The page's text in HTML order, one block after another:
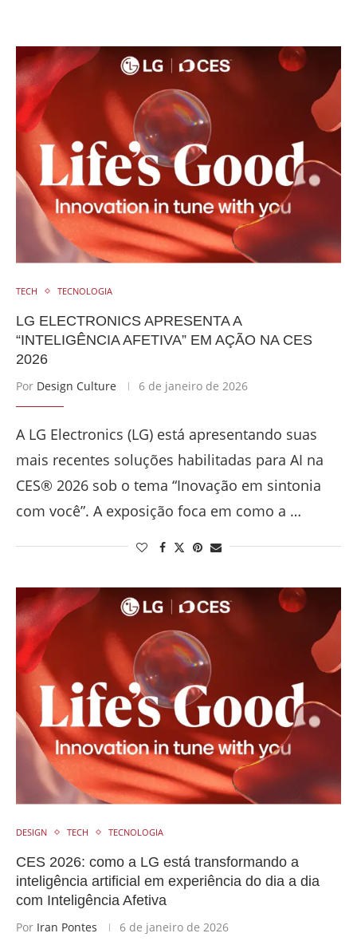
TECH TECNOLOGIA
LG ELECTRONICS APRESENTA A
“INTELIGÊNCIA AFETIVA” EM AÇÃO NA CES
2026
Por Design Culture 6 de janeiro de 2026
A LG Electronics (LG) está apresentando suas
mais recentes soluções habilitadas para AI na
CES® 2026 sob o tema “Inovação em sintonia
com você”. A exposição foca em como a …
DESIGN TECH TECNOLOGIA
CES 2026: como a LG está transformando a
inteligência artificial em experiência do dia a dia
com Inteligência Afetiva
Por Iran Pontes 6 de janeiro de 2026